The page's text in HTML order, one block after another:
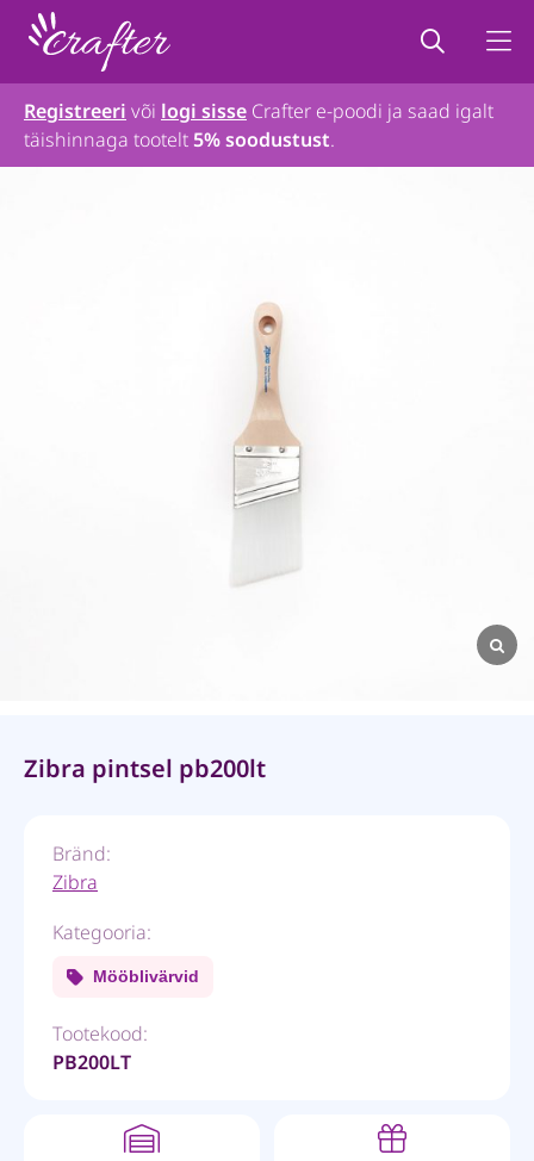
Registreeri või logi sisse Crafter e-poodi ja saad igalt
täishinnaga tootelt5% soodustust.
Zibra pintsel pb200lt
Bränd:
Zibra
Kategooria:
Mööblivärvid
Tootekood:
PB200LT